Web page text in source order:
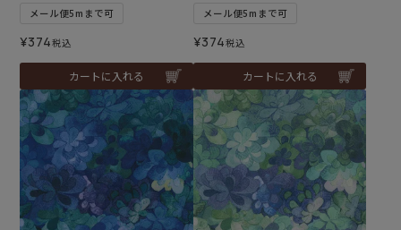
メール便5mまで可
¥374税込
カートに入れる
メール便5mまで可
¥374税込
カートに入れる